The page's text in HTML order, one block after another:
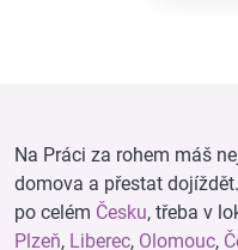
Na Práci za rohem máš
domova a přestat
po celém Česku, třeba v
Plzeň, Liberec, Olomouc,